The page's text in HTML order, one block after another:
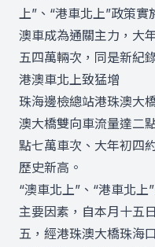
上”、“港車北上”政策
澳車成為通關主力，大
五四萬輛次，同是新紀
港澳車北上致猛增
珠海邊檢總站港珠澳大
澳大橋雙向車流量達二
點七萬車次、大年初四
歷史新高。
“澳車北上”、“港車北
主要因素，自本月十五
五，經港珠澳大橋珠海